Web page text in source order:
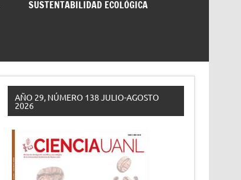
SUSTENTABILIDAD ECOLÓGICA
AÑO 29, NÚMERO 138 JULIO-AGOSTO
2026